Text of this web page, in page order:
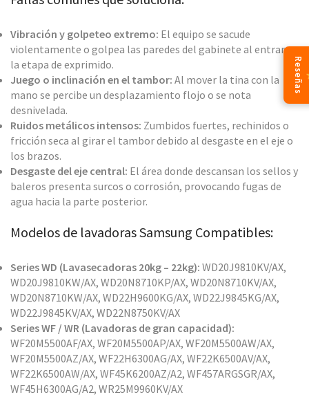
Vibración y golpeteo extremo: El equipo se sacude
violentamente o golpea las paredes del gabinete al entrar en
la etapa de exprimido.
Juego o inclinación en el tambor: Al mover la tina con la
mano se percibe un desplazamiento flojo o se nota
desnivelada.
Ruidos metálicos intensos: Zumbidos fuertes, rechinidos o
fricción seca al girar el tambor debido al desgaste en el eje o
los brazos.
Desgaste del eje central: El área donde descansan los sellos y
baleros presenta surcos o corrosión, provocando fugas de
agua hacia la parte posterior.
Modelos de lavadoras Samsung Compatibles:
Series WD (Lavasecadoras 20kg – 22kg): WD20J9810KV/AX,
WD20J9810KW/AX, WD20N8710KP/AX, WD20N8710KV/AX,
WD20N8710KW/AX, WD22H9600KG/AX, WD22J9845KG/AX,
WD22J9845KV/AX, WD22N8750KV/AX
Series WF / WR (Lavadoras de gran capacidad):
WF20M5500AF/AX, WF20M5500AP/AX, WF20M5500AW/AX,
WF20M5500AZ/AX, WF22H6300AG/AX, WF22K6500AV/AX,
WF22K6500AW/AX, WF45K6200AZ/A2, WF457ARGSGR/AX,
WF45H6300AG/A2, WR25M9960KV/AX
Reseñas